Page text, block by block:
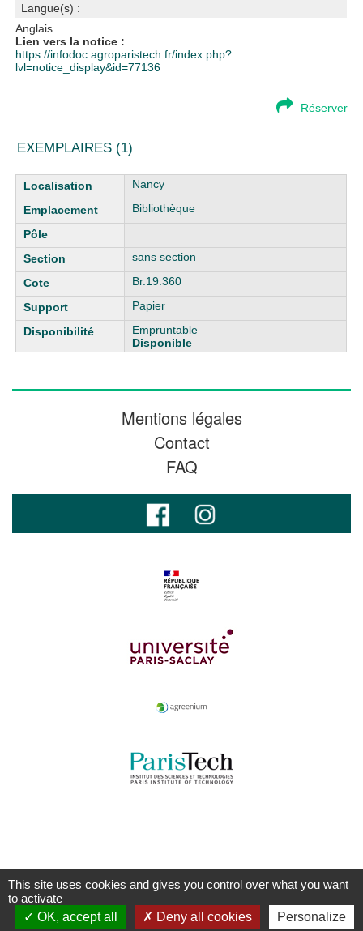
Langue(s) :
Anglais
Lien vers la notice :
https://infodoc.agroparistech.fr/index.php?
lvl=notice_display&id=77136
Réserver
EXEMPLAIRES (1)
Liste des exemplaires
Nancy
Bibliothèque
sans section
Br.19.360
Papier
Empruntable
Disponible
Mentions légales
Contact
FAQ
This site uses cookies and gives you control over what you want
to activate
OK, accept all
Deny all cookies Personalize